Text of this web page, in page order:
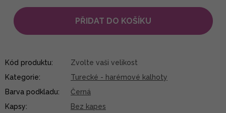
PŘIDAT DO KOŠÍKU
Kód produktu:
Zvolte vaši velikost
Kategorie:
Turecké - harémové kalhoty
Barva podkladu:
Černá
Kapsy:
Bez kapes